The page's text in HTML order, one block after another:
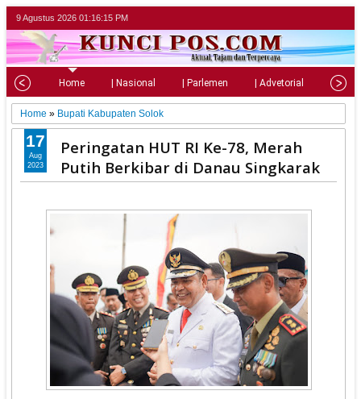
9 Agustus 2026 01:16:16 PM
Home | Nasional | Parlemen | Advetorial |
Home » Bupati Kabupaten Solok
Peringatan HUT RI Ke-78, Merah
Putih Berkibar di Danau Singkarak
17
Aug
2023